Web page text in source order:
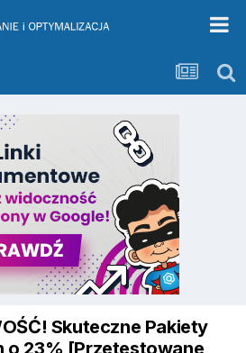
Skuteczne Pakiety
o 23% [Przetestowane